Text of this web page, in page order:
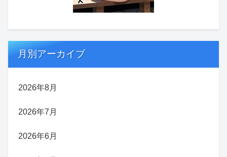
月別アーカイブ
2026年8月
2026年7月
2026年6月